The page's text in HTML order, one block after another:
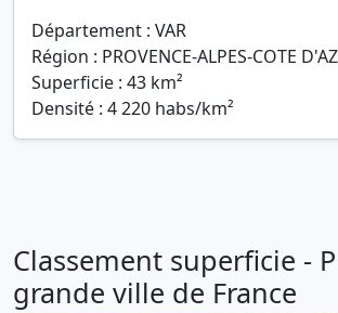
Département : VAR
Région : PROVENCE-ALPES-COTE
Superficie : 43 km²
Densité : 4 220 habs/km²
Classement superficie -
grande ville de France